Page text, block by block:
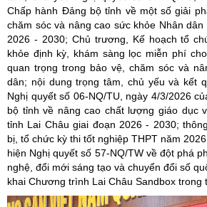
Chấp hành Đảng bộ tỉnh về một số giải
chăm sóc và nâng cao sức khỏe Nhân
2026 - 2030; Chủ trương, Kế hoạch tổ
khỏe định kỳ, khám sàng lọc miễn phí
quan trọng trong bảo vệ, chăm sóc và
dân; nội dung trọng tâm, chủ yếu và kết
Nghị quyết số 06-NQ/TU, ngày 4/3/2026
bộ tỉnh về nâng cao chất lượng giáo dục
tỉnh Lai Châu giai đoạn 2026 - 2030;
bị, tổ chức kỳ thi tốt nghiệp THPT năm
hiện Nghị quyết số 57-NQ/TW về đột phá
nghệ, đổi mới sáng tạo và chuyển đổi số
khai Chương trình Lai Châu Sandbox trong